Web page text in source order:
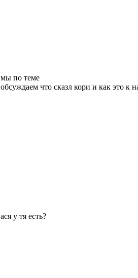
мы по теме
обсуждаем что сказл кори и как это к
ася у тя есть?